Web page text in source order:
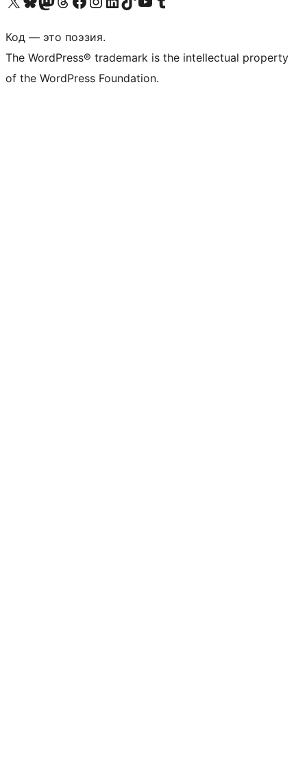
Код — это поэзия.
The WordPress® trademark is the intellectual property
of the WordPress Foundation.